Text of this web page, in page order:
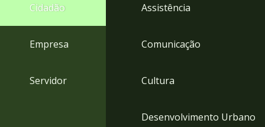
Cidadão
Empresa
Servidor
Assistência
Comunicação
Cultura
Desenvolvimento Urbano